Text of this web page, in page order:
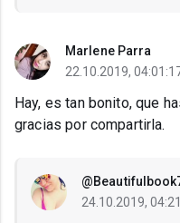
Marlene Parra
22.10.2019,
Hay, es tan bonito, que
gracias por compartirla.
24.10.2019,